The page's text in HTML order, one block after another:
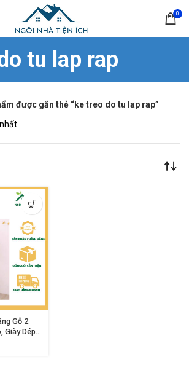
0
tu lap rap
được gắn thẻ “ke treo do tu lap rap”
Gỗ 2
Giày Dép,
Nhẹ, Dễ